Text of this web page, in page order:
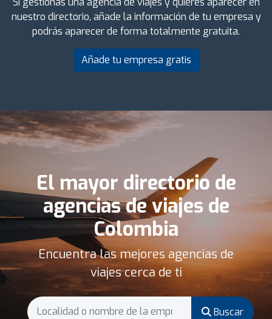
nuestro directorio, añade la información de tu empresa y
podrás aparecer de forma totalmente gratuita.
Añade tu empresa gratis
El mayor directorio de
agencias de viajes de
Colombia
Encuentra las mejores agencias de
viajes cerca de ti
Buscar